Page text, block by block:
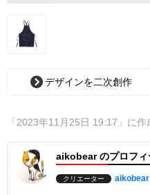
デザインを二次創作
「2023年11月25日 19:17」に
aikobear のプロフィ
クリエーター aikobear